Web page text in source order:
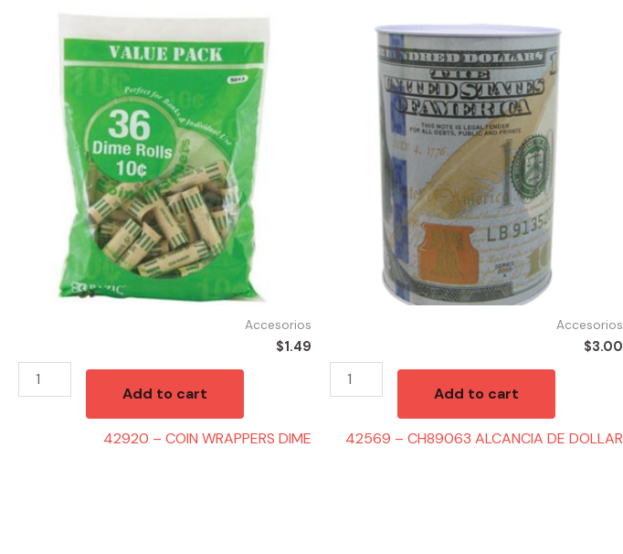
Accesorios
$1.49
WRAPPERS
quantity
Add to cart
42920 – COIN WRAPPERS DIME
Accesorios
$3.00
CH89063
ALCANCIA
Add to cart
42569 – CH89063 ALCANCIA DE DOLLAR